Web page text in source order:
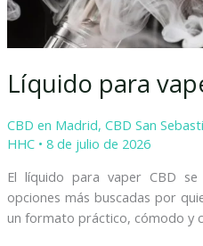
Líquido para
CBD en Madrid, CBD San
HHC• 8 de julio de 2026
El líquido para vaper CBD
opciones más buscadas por
un formato práctico, cómodo y